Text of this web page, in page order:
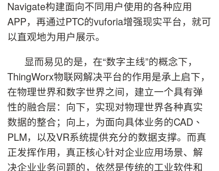
Navigate构建面向不同用户使用的各种应用
APP，再通过PTC的vuforia增强现实平台，就可
以直观地为用户展示。
显而易见的是，在“数字主线”的概念下，
ThingWorx物联网解决平台的作用是承上启下，
在物理世界和数字世界之间，建立一个具有弹
性的融合层： 向下，实现对物理世界各种真实
数据的整合；向上，为面向具体业务的CAD 、
PLM，以及VR系统提供充分的数据支撑。而真
正发挥作用，真正核心针对企业应用场景、解
决企业业务问题的，依然是传统的工业软件和